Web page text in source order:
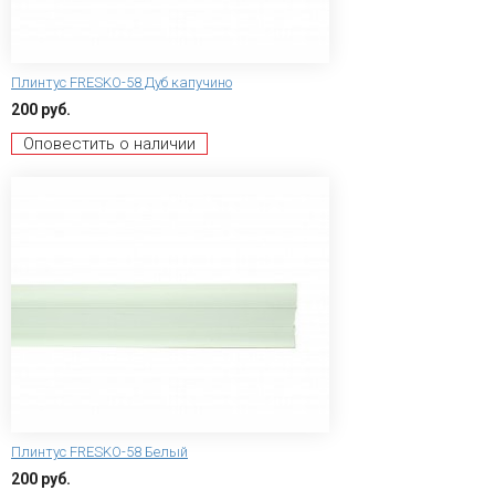
Плинтус FRESKO-58 Дуб капучино
200 руб.
Оповестить о наличии
Плинтус FRESKO-58 Белый
200 руб.